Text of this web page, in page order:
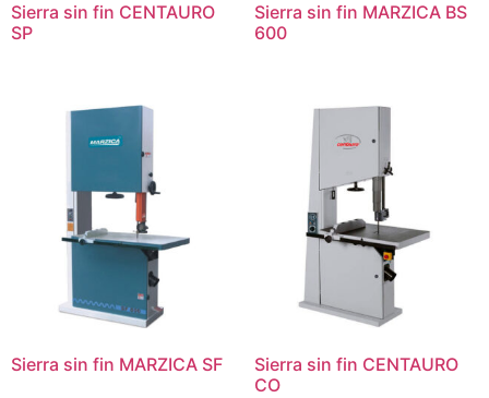
Sierra sin fin CENTAURO
SP
Sierra sin fin MARZICA BS
600
Sierra sin fin MARZICA SF
Sierra sin fin CENTAURO
CO